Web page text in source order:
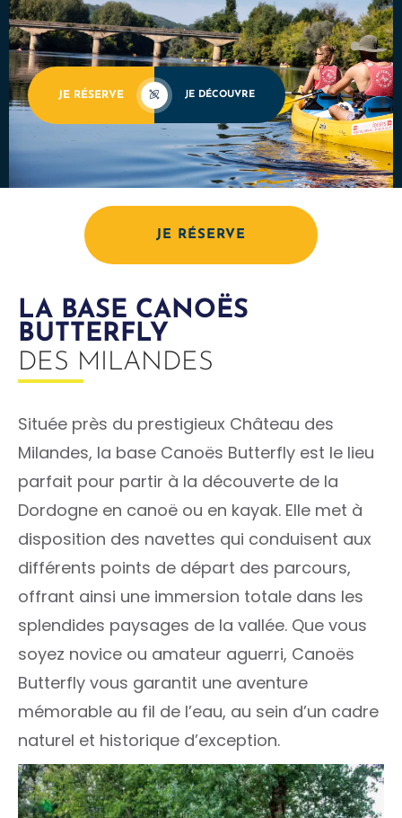
JE RÉSERVE JE DÉCOUVRE
JE RÉSERVE
LA BASE CANOËS
BUTTERFLY
DES MILANDES
Située près du prestigieux Château des
Milandes, la base Canoës Butterfly est le lieu
parfait pour partir à la découverte de la
Dordogne en canoë ou en kayak. Elle met à
disposition des navettes qui conduisent aux
différents points de départ des parcours,
offrant ainsi une immersion totale dans les
splendides paysages de la vallée. Que vous
soyez novice ou amateur aguerri, Canoës
Butterfly vous garantit une aventure
mémorable au fil de l’eau, au sein d’un cadre
naturel et historique d’exception.